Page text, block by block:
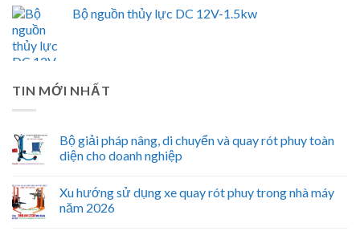
Bộ nguồn thủy lực DC 12V-1.5kw
TIN MỚI NHẤT
Bộ giải pháp nâng, di chuyển và quay rót phuy toàn
diện cho doanh nghiệp
Xu hướng sử dụng xe quay rót phuy trong nhà máy
năm 2026